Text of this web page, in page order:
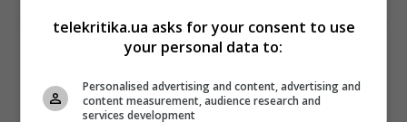
Поділитись: Facebook Twitter
telekritika.ua asks for your consent to use
your personal data to:
Personalised advertising and content, advertising and
content measurement, audience research and
services development